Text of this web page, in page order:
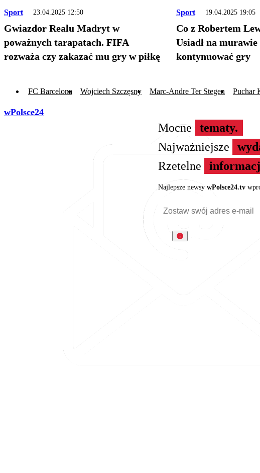
Sport 23.04.2025 12:50
Gwiazdor Realu Madryt w
poważnych tarapatach. FIFA
rozważa czy zakazać mu gry w piłkę
Sport 19.04.2025 19:05
Co z Robertem
Usiadł na murawie
kontynuować gry
FC Barcelona Wojciech Szczęsny Marc-Andre Ter Stegen Puchar
wPolsce24
Mocne
tematy.
Najważniejsze
Rzetelne
Najlepsze newsy wPolsce24.tv